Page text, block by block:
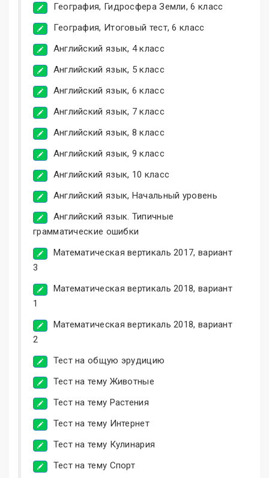
География, Гидросфера Земли, 6 класс
География, Итоговый тест, 6 класс
Английский язык, 4 класс
Английский язык, 5 класс
Английский язык, 6 класс
Английский язык, 7 класс
Английский язык, 8 класс
Английский язык, 9 класс
Английский язык, 10 класс
Английский язык, Начальный уровень
Английский язык. Типичные
грамматические ошибки
Математическая вертикаль 2017, вариант
3
Математическая вертикаль 2018, вариант
1
Математическая вертикаль 2018, вариант
2
Тест на общую эрудицию
Тест на тему Животные
Тест на тему Растения
Тест на тему Интернет
Тест на тему Кулинария
Тест на тему Спорт